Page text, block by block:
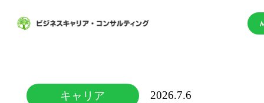
キャリア 2026.7.6